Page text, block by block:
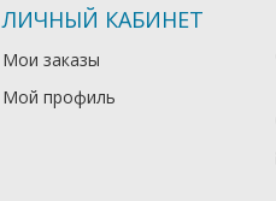
ЛИЧНЫЙ КАБИНЕТ
Мои заказы
Мой профиль